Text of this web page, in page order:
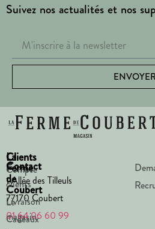
Suivez nos actualités et nos
ENVOYER
La
Ferme
de
Coubert
Le
magasin
Clients
Compte
clients
Livraison
Cadeaux
Contact
1 Allée des Tilleuls
77170 Coubert
01 64 06 60 99